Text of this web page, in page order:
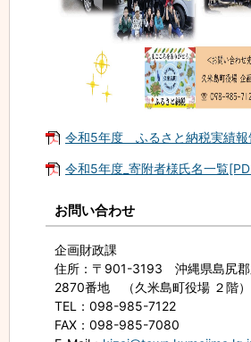
令和5年度 ふるさと納税実績報
令和5年度_寄附者様氏名一覧
お問い合わせ
企画財政課
住所 ：〒901-3193 沖縄県島尻
2870番地 （久米島町役場 ２階）
TEL
：098-985-7122
FAX ：098-985-7080